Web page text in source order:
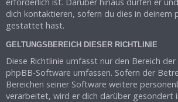
dich kontaktieren, sofern du dies in deinem
gestattet hast.
GELTUNGSBEREICH DIESER RICHTLINIE
Diese Richtlinie umfasst nur den Bereich
phpBB-Software umfassen. Sofern der
Bereichen seiner Software weitere
verarbeitet, wird er dich darüber gesondert